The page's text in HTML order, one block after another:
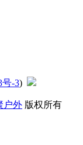
号-3)
户外 版权所有